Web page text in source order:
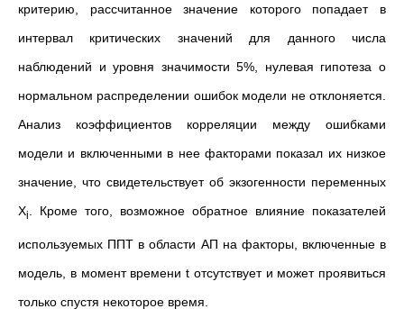
критерию, рассчитанное значение которого попадает в
интервал критических значений для данного числа
наблюдений и уровня значимости 5%, нулевая гипотеза о
нормальном распределении ошибок модели не отклоняется.
Анализ коэффициентов корреляции между ошибками
модели и включенными в нее факторами показал их низкое
значение, что свидетельствует об экзогенности переменных
Xi. Кроме того, возможное обратное влияние показателей
используемых ППТ в области АП на факторы, включенные в
модель, в момент времени t отсутствует и может проявиться
только спустя некоторое время.